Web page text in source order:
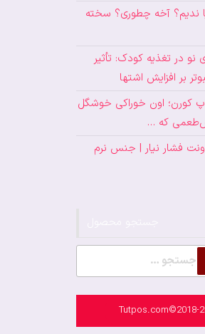
ندیم؟ آخه چطوری؟ سخته
نو در تغذیه کودک: تأثیر
بر افزایش اشتها
کورن؛ اون خوراکی خوشگل
که …
فشار نیار | جنس نرم
Tutpos.com©2018-